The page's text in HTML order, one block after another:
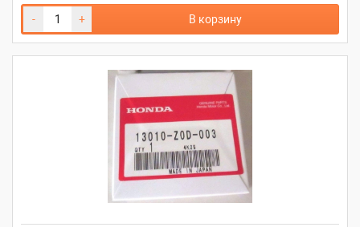
- + В корзину